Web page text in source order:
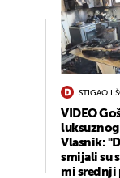
STIGAO I
VIDEO
Vlasnik:
smijali su
mi srednji